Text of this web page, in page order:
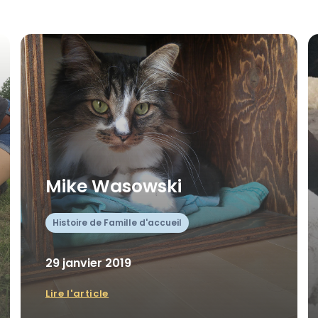
Mike Wasowski
Histoire de Famille d'accueil
29 janvier 2019
Lire l'article